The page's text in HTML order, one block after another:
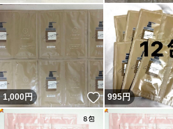
1,000円 いいね！
995円